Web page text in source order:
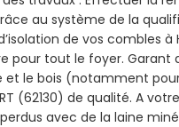
au système de la
de vos combles à
pour tout le foyer.
et le bois (notamment
(62130) de qualité. A
avec de la laine